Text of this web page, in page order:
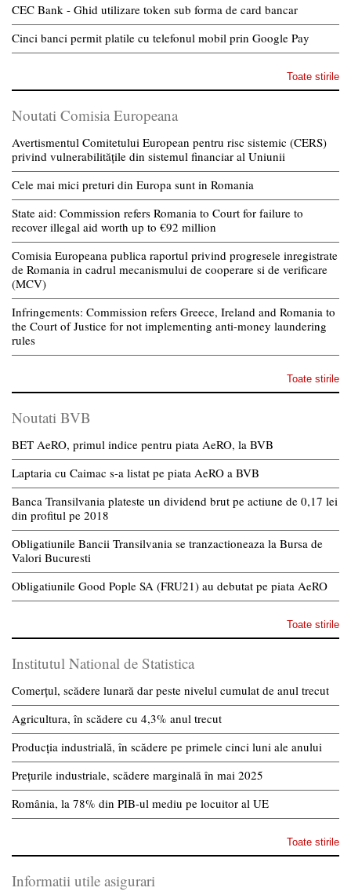
CEC Bank - Ghid utilizare token sub forma de card bancar
Cinci banci permit platile cu telefonul mobil prin Google Pay
Toate stirile
Noutati Comisia Europeana
Avertismentul Comitetului European pentru risc sistemic (CERS)
privind vulnerabilitățile din sistemul financiar al Uniunii
Cele mai mici preturi din Europa sunt in Romania
State aid: Commission refers Romania to Court for failure to
recover illegal aid worth up to €92 million
Comisia Europeana publica raportul privind progresele inregistrate
de Romania in cadrul mecanismului de cooperare si de verificare
(MCV)
Infringements: Commission refers Greece, Ireland and Romania to
the Court of Justice for not implementing anti-money laundering
rules
Toate stirile
Noutati BVB
BET AeRO, primul indice pentru piata AeRO, la BVB
Laptaria cu Caimac s-a listat pe piata AeRO a BVB
Banca Transilvania plateste un dividend brut pe actiune de 0,17 lei
din profitul pe 2018
Obligatiunile Bancii Transilvania se tranzactioneaza la Bursa de
Valori Bucuresti
Obligatiunile Good Pople SA (FRU21) au debutat pe piata AeRO
Toate stirile
Institutul National de Statistica
Comerțul, scădere lunară dar peste nivelul cumulat de anul trecut
Agricultura, în scădere cu 4,3% anul trecut
Producția industrială, în scădere pe primele cinci luni ale anului
Prețurile industriale, scădere marginală în mai 2025
România, la 78% din PIB-ul mediu pe locuitor al UE
Toate stirile
Informatii utile asigurari